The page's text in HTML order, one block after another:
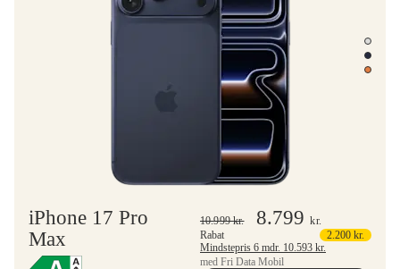
iPhone 17 Pro
Max
10.999kr. 8.799kr.
Rabat
2.200 kr.
Mindstepris 6 mdr. 10.593 kr.
med Fri Data Mobil